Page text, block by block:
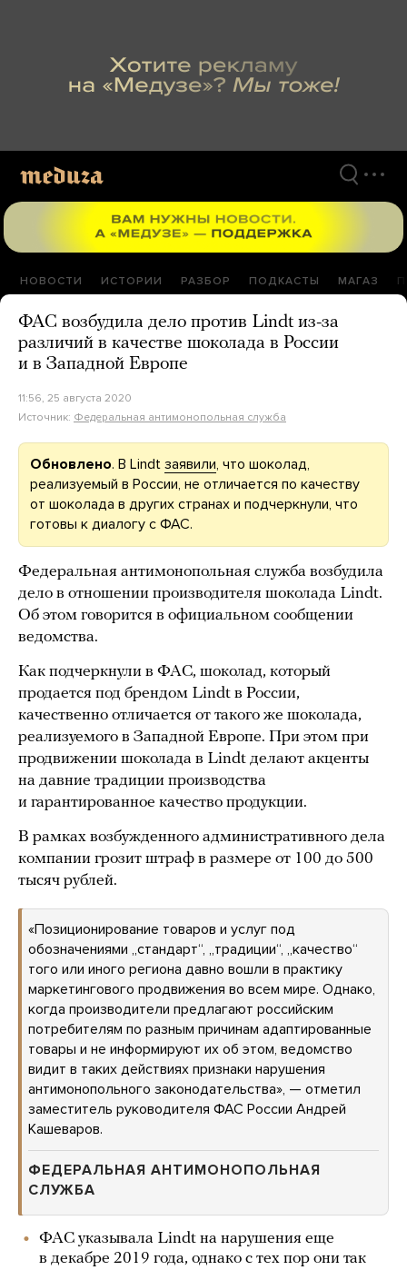
НОВОСТИ ИСТОРИИ РАЗБОР ПОДКАСТЫ МАГАЗ
ФАС возбудила дело против Lindt из-за
различий в качестве шоколада в России
и в Западной Европе
11:56, 25 августа 2020
Источник: Федеральная антимонопольная служба
Обновлено. В Lindt заявили, что шоколад,
реализуемый в России, не отличается по качеству
от шоколада в других странах и подчеркнули, что
готовы к диалогу с ФАС.
Федеральная антимонопольная служба возбудила
дело в отношении производителя шоколада Lindt.
Об этом говорится в официальном сообщении
ведомства.
Как подчеркнули в ФАС, шоколад, который
продается под брендом Lindt в России,
качественно отличается от такого же шоколада,
реализуемого в Западной Европе. При этом при
продвижении шоколада в Lindt делают акценты
на давние традиции производства
и гарантированное качество продукции.
В рамках возбужденного административного дела
компании грозит штраф в размере от 100 до 500
тысяч рублей.
«Позиционирование товаров и услуг под
обозначениями „стандарт“, „традиции“, „качество“
того или иного региона давно вошли в практику
маркетингового продвижения во всем мире. Однако,
когда производители предлагают российским
потребителям по разным причинам адаптированные
товары и не информируют их об этом, ведомство
видит в таких действиях признаки нарушения
антимонопольного законодательства», — отметил
заместитель руководителя ФАС России Андрей
Кашеваров.
ФЕДЕРАЛЬНАЯ АНТИМОНОПОЛЬНАЯ
СЛУЖБА
ФАС указывала Lindt на нарушения еще
в декабре 2019 года, однако с тех пор они так